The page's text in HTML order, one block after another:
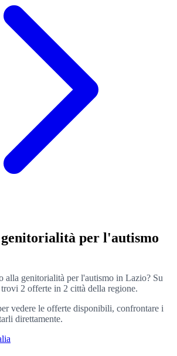
genitorialità per l'autismo
alla genitorialità per l'autismo in Lazio? Su
2 offerte in 2 città della regione.
vedere le offerte disponibili, confrontare i
direttamente.